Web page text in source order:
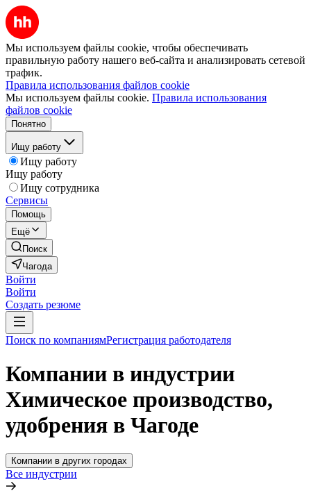
Мы используем файлы cookie, чтобы обеспечивать
правильную работу нашего веб-сайта и анализировать сетевой
трафик.
Правила использования файлов cookie
Мы используем файлы cookie. Правила использования
файлов cookie
Понятно
Ищу работу
Ищу работу
Ищу работу
Ищу сотрудника
Сервисы
Помощь
Ещё
Поиск
Чагода
Войти
Войти
Создать резюме
Поиск по компаниямРегистрация работодателя
Компании в индустрии
Химическое производство,
удобрения в Чагоде
Компании в других городах
Все индустрии